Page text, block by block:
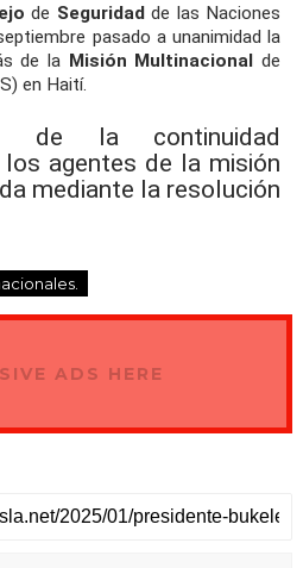
de Seguridadde las Naciones
pasado a unanimidad la
de la Misión Multinacional de
en Haití.
de la continuidad
los agentes de la misión
mediante la resolución
ADS HERE